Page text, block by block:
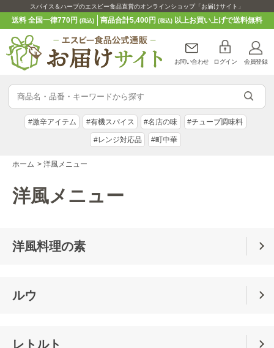
スパイス＆ハーブのエスビー食品直営のオンラインショップ「お届けサイト」
送料 全国一律770円(税込) 商品合計5,400円 (税込)以上お買い上げで送料無料
お問い合わせ ログイン 会員登録
#激辛アイテム #有機スパイス #名店の味 #チューブ調味料
#レンジ対応品 #町中華
ホーム > 洋風メニュー
洋風メニュー
洋風料理の素
ルウ
レトルト